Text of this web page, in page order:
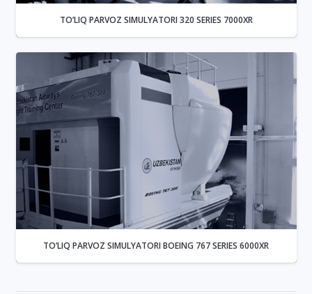
TO’LIQ PARVOZ SIMULYATORI 320 SERIES 7000XR
TO’LIQ PARVOZ SIMULYATORI BOEING 767 SERIES 6000XR